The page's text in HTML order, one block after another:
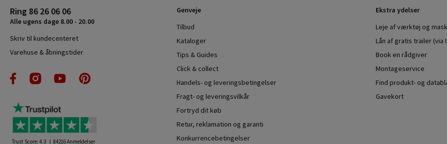
Ring 86 26 06 06
Alle ugens dage 8.00 - 20.00
Skriv til kundecenteret
Varehuse & åbningstider
Trust Score: 4.3 84216Anmeldelser
Genveje
Tilbud
Kataloger
Tips & Guides
Click & collect
Handels- og leveringsbetingelser
Fragt- og leveringsvilkår
Fortryd dit køb
Retur, reklamation og garanti
Konkurrencebetingelser
Ekstra ydelser
Leje af værktøj og
Lån af gratis trailer (via
Book en rådgiver
Montageservice
Find produkt- og
Gavekort